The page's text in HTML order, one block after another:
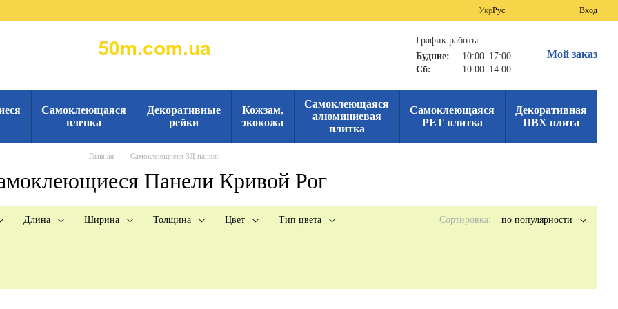
УкрРус Вход
График работы:
Будние:
10:00–17:00
Сб:
10:00–14:00
Мой заказ
Самоклеющаяся
пленка
Декоративные
рейки
Кожзам,
экокожа
Самоклеющаяся
алюминиевая
плитка
Самоклеющаяся
PET плитка
Декоративная
ПВХ плита
Главная Самоклеющиеся 3Д панели
Панели Кривой Рог
Длина Ширина Толщина Цвет Тип цвета Сортировка: по популярности